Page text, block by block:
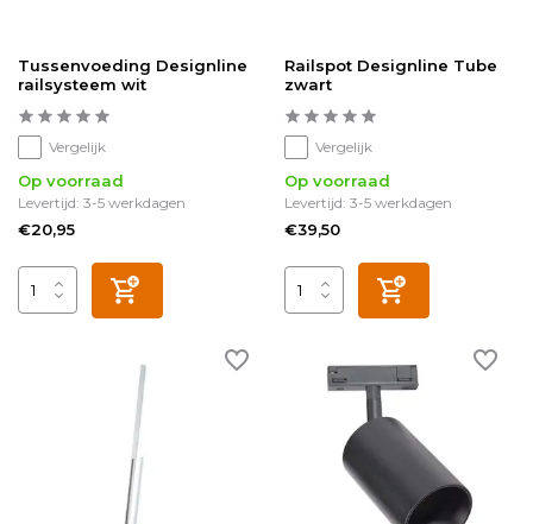
Tussenvoeding Designline
railsysteem wit
Vergelijk
Op voorraad
Levertijd: 3-5 werkdagen
€20,95
Railspot Designline Tube
zwart
Vergelijk
Op voorraad
Levertijd: 3-5 werkdagen
€39,50